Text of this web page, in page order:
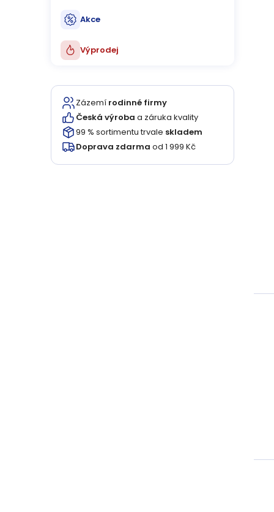
Akce
Výprodej
Zázemí rodinné firmy
Česká výroba a záruka kvality
99 % sortimentu trvale skladem
Doprava zdarma od 1 999 Kč